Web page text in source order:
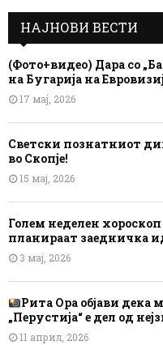
НАЈНОВИ ВЕСТИ
(Фото+видео) Дара со
на Бугарија на
17 мај, 2026
Светски познатниот
во Скопје!
15 мај, 2026
Голем неделен хороскоп
планираат заедничка
3 мај, 2026
Рита Ора објави дека
„Перустија“ е дел од
11 април, 2026